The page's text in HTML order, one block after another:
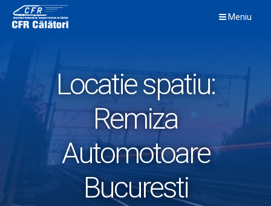
content
Meniu
Locatie spatiu:
Remiza
Automotoare
Bucuresti